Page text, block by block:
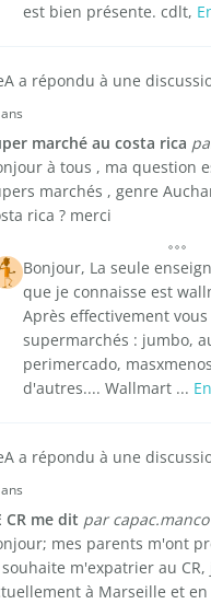
est bien présente. cdlt,
a répondu à une
marché au costa rica
à tous , ma question
marchés , genre
rica ? merci
Bonjour, La seule
que je connaisse est
Après effectivement vous
supermarchés : jumbo,
perimercado,
d'autres.... Wallmart ...
a répondu à une
CR me dit par capac.manco
mes parents m'ont
souhaite m'expatrier au
à Marseille et